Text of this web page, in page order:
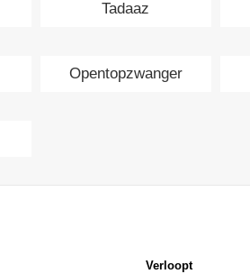
Tadaaz
Opentopzwanger
Verloopt